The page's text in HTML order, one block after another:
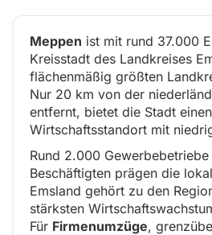
Meppen ist mit rund 37.000
Kreisstadt des Landkreises
flächenmäßig größten
Nur 20 km von der
entfernt, bietet die Stadt
Wirtschaftsstandort mit
Rund 2.000
Beschäftigten prägen die
Emsland gehört zu den
stärksten
Für Firmenumzüge,